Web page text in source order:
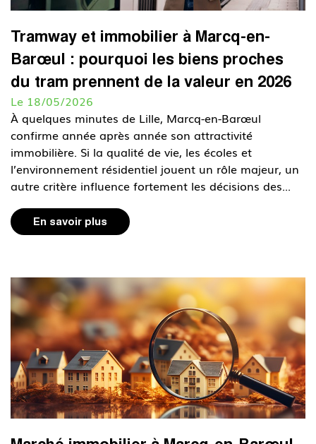
Tramway et immobilier à Marcq-en-
Barœul : pourquoi les biens proches
du tram prennent de la valeur en 2026
Le 18/05/2026
À quelques minutes de Lille, Marcq-en-Barœul
confirme année après année son attractivité
immobilière. Si la qualité de vie, les écoles et
l’environnement résidentiel jouent un rôle majeur, un
autre critère influence fortement les décisions des...
En savoir plus